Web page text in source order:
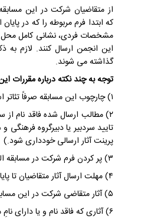
از متقاضیان شرکت در این
که ابتدا فرم مربوطه را که در
مشخصات فردی، نشانی کامل محل
این انجمن ارسال کنند. لازم به
گذاشته می شوند.
توجه به چند نکته درباره
۱) چارچوب این مسابقه صرفاً تئاتر است؛ بنابراین متقاضیان از ارسال آثار نوشتاری خود در دیگر عرصه‌های هنری پرهیز کنند.
۲) مطالب ارسال‌ شده فاقد نام
تایید سردبیر یا دبیرگروه
پرینت آثار ارسالی خودداری شود.)
۳) پر کردن فرم شرکت در مسابقه الزامی است و مشخصات مجموعه آثار ارسالی باید به تفکیک اما در یک فرم ثبت شوند.
۴) مهلت ارسال آثار متقاضیان تا پایان وقت اداری ۲۵ تیر ۱۴۰۵ است.
۵) آثار متقاضی شرکت در این مسابقه حتماً باید در طول سال ۱۴۰۴ منتشر و نام نویسنده آن درج شده باشد.
۶) آثاری که فاقد نام و یا دارای نامِ مستعار باشند، مورد قبول دبیرخانه مسابقه نیست.